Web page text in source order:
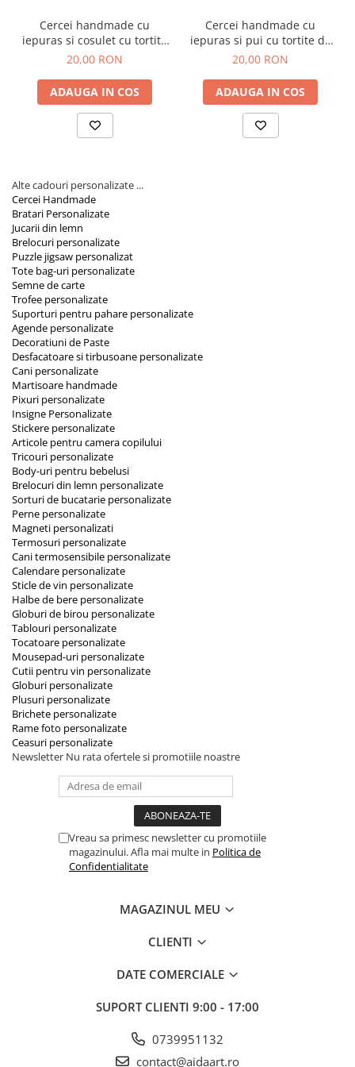
Cercei handmade cu
iepuras si cosulet cu tortite
de otel inoxidabil, 12 mm
20,00 RON
ADAUGA IN COS
Cercei handmade cu
iepuras si pui cu tortite de
otel inoxidabil, 12 mm
20,00 RON
ADAUGA IN COS
Alte cadouri personalizate ...
Cercei Handmade
Bratari Personalizate
Jucarii din lemn
Brelocuri personalizate
Puzzle jigsaw personalizat
Tote bag-uri personalizate
Semne de carte
Trofee personalizate
Suporturi pentru pahare personalizate
Agende personalizate
Decoratiuni de Paste
Desfacatoare si tirbusoane personalizate
Cani personalizate
Martisoare handmade
Pixuri personalizate
Insigne Personalizate
Stickere personalizate
Articole pentru camera copilului
Tricouri personalizate
Body-uri pentru bebelusi
Brelocuri din lemn personalizate
Sorturi de bucatarie personalizate
Perne personalizate
Magneti personalizati
Termosuri personalizate
Cani termosensibile personalizate
Calendare personalizate
Sticle de vin personalizate
Halbe de bere personalizate
Globuri de birou personalizate
Tablouri personalizate
Tocatoare personalizate
Mousepad-uri personalizate
Cutii pentru vin personalizate
Globuri personalizate
Plusuri personalizate
Brichete personalizate
Rame foto personalizate
Ceasuri personalizate
Newsletter Nu rata ofertele si promotiile noastre
Vreau sa primesc newsletter cu promotiile
magazinului. Afla mai multe in Politica de
Confidentialitate
MAGAZINUL MEU
CLIENTI
DATE COMERCIALE
SUPORT CLIENTI 9:00 - 17:00
0739951132
contact@aidaart.ro